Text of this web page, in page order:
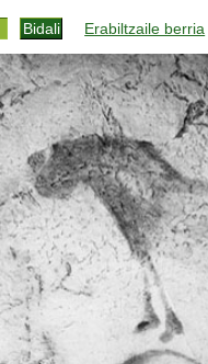
Erabiltzaile berria